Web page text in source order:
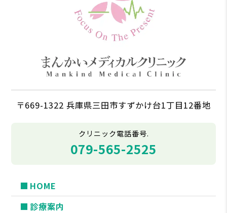
〒669-1322 兵庫県三田市すずかけ台1丁目12番地
クリニック電話番号.
079-565-2525
HOME
診療案内